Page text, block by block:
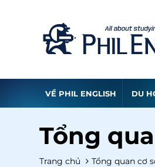
VỀ PHIL ENGLISH DU
Tổng
Trang chủ Tổng quan cơ